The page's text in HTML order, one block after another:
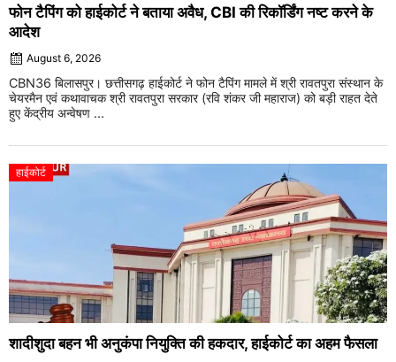
फोन टैपिंग को हाईकोर्ट ने बताया अवैध, CBI की रिकॉर्डिंग नष्ट करने के
आदेश
August 6, 2026
CBN36 बिलासपुर। छत्तीसगढ़ हाईकोर्ट ने फोन टैपिंग मामले में श्री रावतपुरा संस्थान के
चेयरमैन एवं कथावाचक श्री रावतपुरा सरकार (रवि शंकर जी महाराज) को बड़ी राहत देते
हुए केंद्रीय अन्वेषण ...
हाईकोर्ट
शादीशुदा बहन भी अनुकंपा नियुक्ति की हकदार, हाईकोर्ट का अहम फैसला